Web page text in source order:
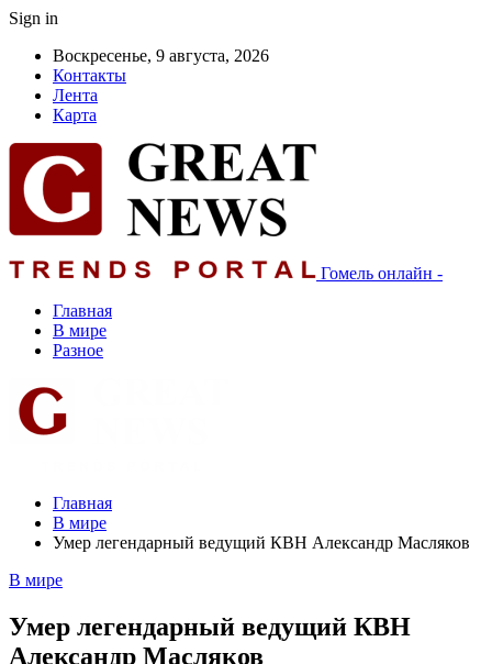
Sign in
Воскресенье, 9 августа, 2026
Контакты
Лента
Карта
Гомель онлайн -
Главная
В мире
Разное
Главная
В мире
Умер легендарный ведущий КВН Александр Масляков
В мире
Умер легендарный ведущий КВН
Александр Масляков